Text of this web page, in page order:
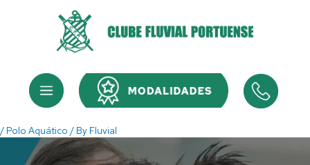
Menu Menu
/ Polo Aquático / By Fluvial